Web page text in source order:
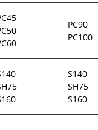
PC90
PC100
S140
SH75
S160